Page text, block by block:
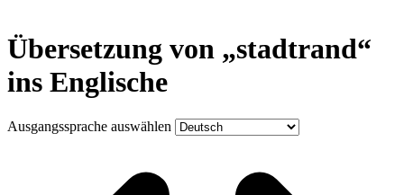
Übersetzung von „stadtrand“
ins Englische
Ausgangssprache auswählen